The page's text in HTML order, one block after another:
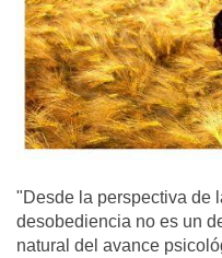
"Desde la perspectiva de
desobediencia no es un
natural del avance